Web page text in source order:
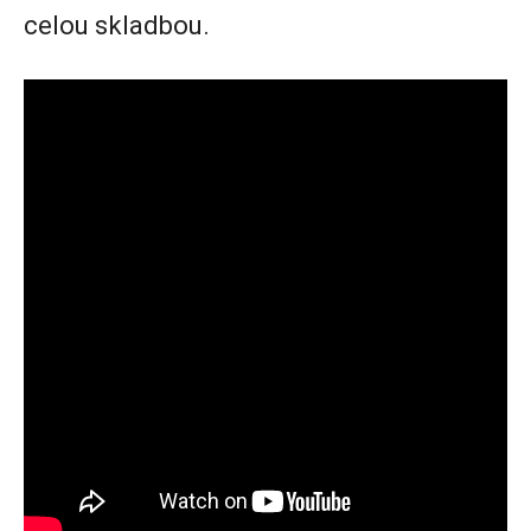
celou skladbou.